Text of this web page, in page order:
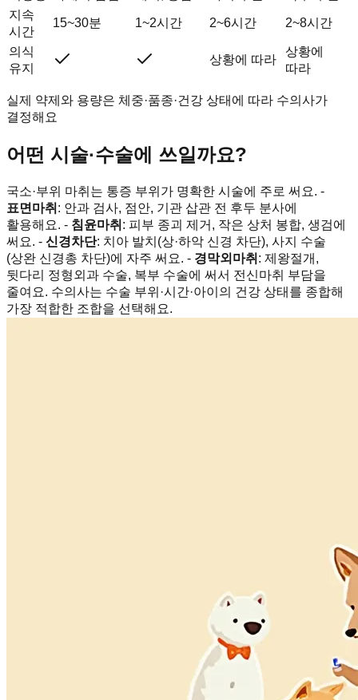
지속
시간
15~30분 1~2시간 2~6시간 2~8시간
의식
유지
상황에 따라
상황에
따라
실제 약제와 용량은 체중·품종·건강 상태에 따라 수의사가
결정해요
어떤 시술·수술에 쓰일까요?
국소·부위 마취는 통증 부위가 명확한 시술에 주로 써요. -
표면마취 : 안과 검사, 점안, 기관 삽관 전 후두 분사에
활용해요. - 침윤마취 : 피부 종괴 제거, 작은 상처 봉합, 생검에
써요. - 신경차단: 치아 발치(상·하악 신경 차단), 사지 수술
(상완 신경총 차단)에 자주 써요. - 경막외마취 : 제왕절개,
뒷다리 정형외과 수술, 복부 수술에 써서 전신마취 부담을
줄여요. 수의사는 수술 부위·시간·아이의 건강 상태를 종합해
가장 적합한 조합을 선택해요.